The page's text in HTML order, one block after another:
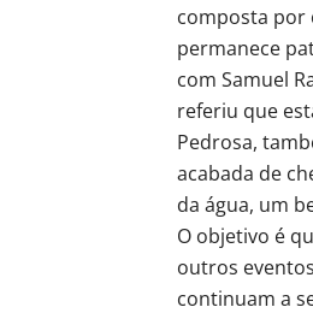
composta por
permanece
com Samuel
referiu que
Pedrosa,
acabada de
da água, um
O objetivo é
outros
continuam a